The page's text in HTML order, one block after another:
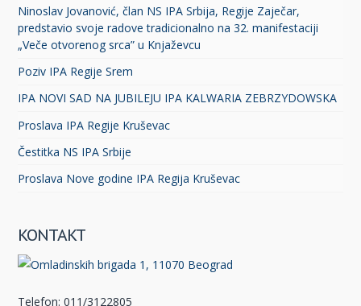
Ninoslav Jovanović, član NS IPA Srbija, Regije Zaječar,
predstavio svoje radove tradicionalno na 32. manifestaciji
„Veče otvorenog srca” u Knjaževcu
Poziv IPA Regije Srem
IPA NOVI SAD NA JUBILEJU IPA KALWARIA ZEBRZYDOWSKA
Proslava IPA Regije Kruševac
Čestitka NS IPA Srbije
Proslava Nove godine IPA Regija Kruševac
KONTAKT
Telefon: 011/3122805